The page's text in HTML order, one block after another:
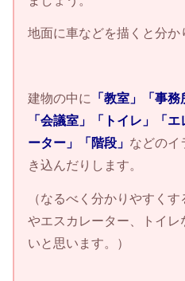
地面に車などを描くと分か
建物の中に
「教室」「事
「会議室」「トイレ」「
ーター」「階段」 などのイ
き込んだりします。
（なるべく分かりやすく
やエスカレーター、トイレ
いと思います。）